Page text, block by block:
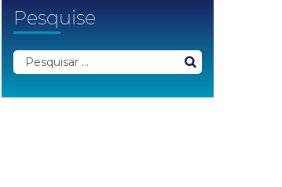
Pesquise